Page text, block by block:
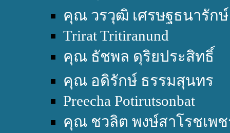
คุณ วรวุฒิ เศรษฐธนารักษ์
Trirat Tritiranund
คุณ ธัชพล ดุริยประสิทธิ์
คุณ อดิรักษ์ ธรรมสุนทร
Preecha Potirutsonbat
คุณ ชวลิต พงษ์สาโรชเพ